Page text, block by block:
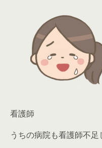
看護師
うちの病院も看護師不足